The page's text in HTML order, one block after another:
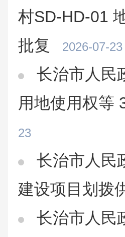
村SD-HD-01
批复
2026-07-23
长治市人民
用地使用权等
23
长治市人民
建设项目划拨
长治市人民